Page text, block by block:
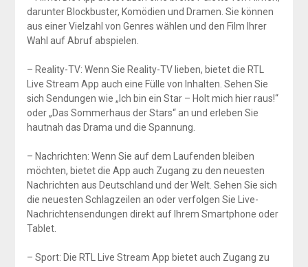
darunter Blockbuster, Komödien und Dramen. Sie können
aus einer Vielzahl von Genres wählen und den Film Ihrer
Wahl auf Abruf abspielen.
– Reality-TV: Wenn Sie Reality-TV lieben, bietet die RTL
Live Stream App auch eine Fülle von Inhalten. Sehen Sie
sich Sendungen wie „Ich bin ein Star – Holt mich hier raus!“
oder „Das Sommerhaus der Stars“ an und erleben Sie
hautnah das Drama und die Spannung.
– Nachrichten: Wenn Sie auf dem Laufenden bleiben
möchten, bietet die App auch Zugang zu den neuesten
Nachrichten aus Deutschland und der Welt. Sehen Sie sich
die neuesten Schlagzeilen an oder verfolgen Sie Live-
Nachrichtensendungen direkt auf Ihrem Smartphone oder
Tablet.
– Sport: Die RTL Live Stream App bietet auch Zugang zu